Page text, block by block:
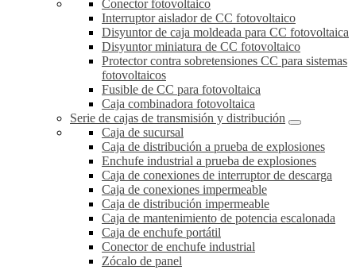
Conector fotovoltaico
Interruptor aislador de CC fotovoltaico
Disyuntor de caja moldeada para CC fotovoltaica
Disyuntor miniatura de CC fotovoltaico
Protector contra sobretensiones CC para sistemas
fotovoltaicos
Fusible de CC para fotovoltaica
Caja combinadora fotovoltaica
Serie de cajas de transmisión y distribución
Caja de sucursal
Caja de distribución a prueba de explosiones
Enchufe industrial a prueba de explosiones
Caja de conexiones de interruptor de descarga
Caja de conexiones impermeable
Caja de distribución impermeable
Caja de mantenimiento de potencia escalonada
Caja de enchufe portátil
Conector de enchufe industrial
Zócalo de panel